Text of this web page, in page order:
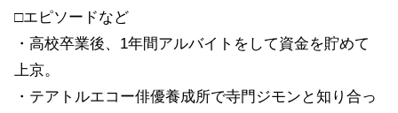
□エピソードなど
・高校卒業後、1年間アルバイトをして資金を貯めて
上京。
・テアトルエコー俳優養成所で寺門ジモンと知り合っ